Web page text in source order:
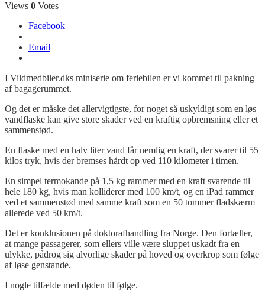
Views 0 Votes
Facebook
Email
I Vildmedbiler.dks miniserie om feriebilen er vi kommet til pakning
af bagagerummet.
Og det er måske det allervigtigste, for noget så uskyldigt som en løs
vandflaske kan give store skader ved en kraftig opbremsning eller et
sammenstød.
En flaske med en halv liter vand får nemlig en kraft, der svarer til 55
kilos tryk, hvis der bremses hårdt op ved 110 kilometer i timen.
En simpel termokande på 1,5 kg rammer med en kraft svarende til
hele 180 kg, hvis man kolliderer med 100 km/t, og en iPad rammer
ved et sammenstød med samme kraft som en 50 tommer fladskærm
allerede ved 50 km/t.
Det er konklusionen på doktorafhandling fra Norge. Den fortæller,
at mange passagerer, som ellers ville være sluppet uskadt fra en
ulykke, pådrog sig alvorlige skader på hoved og overkrop som følge
af løse genstande.
I nogle tilfælde med døden til følge.